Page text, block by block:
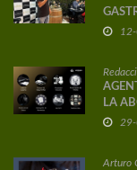
DE
LA
Arturo